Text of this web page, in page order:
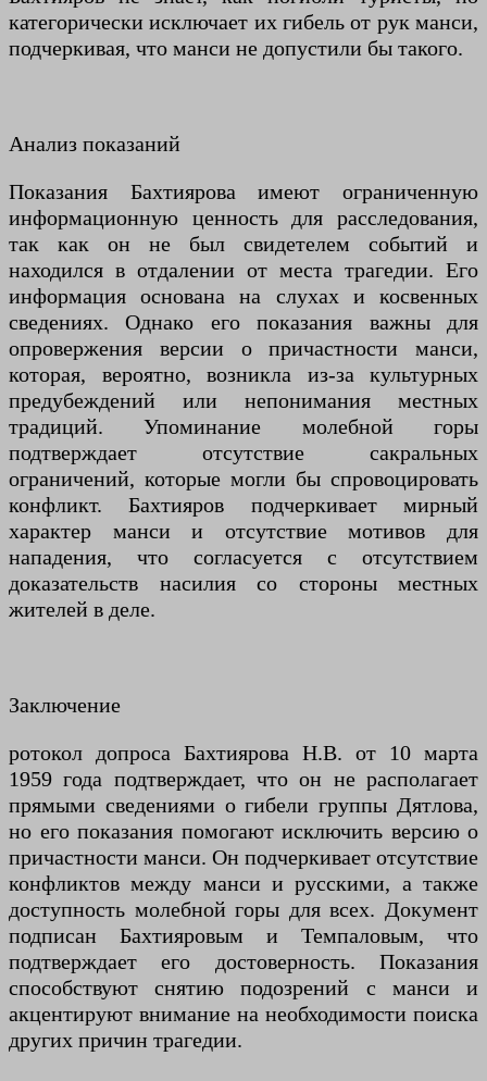
категорически исключает их гибель от рук манси,
подчеркивая, что манси не допустили бы такого.
Анализ показаний
Показания Бахтиярова имеют ограниченную
информационную ценность для расследования,
так как он не был свидетелем событий и
находился в отдалении от места трагедии. Его
информация основана на слухах и косвенных
сведениях. Однако его показания важны для
опровержения версии о причастности манси,
которая, вероятно, возникла из-за культурных
предубеждений или непонимания местных
традиций. Упоминание молебной горы
подтверждает отсутствие сакральных
ограничений, которые могли бы спровоцировать
конфликт. Бахтияров подчеркивает мирный
характер манси и отсутствие мотивов для
нападения, что согласуется с отсутствием
доказательств насилия со стороны местных
жителей в деле.
Заключение
ротокол допроса Бахтиярова Н.В. от 10 марта
1959 года подтверждает, что он не располагает
прямыми сведениями о гибели группы Дятлова,
но его показания помогают исключить версию о
причастности манси. Он подчеркивает отсутствие
конфликтов между манси и русскими, а также
доступность молебной горы для всех. Документ
подписан Бахтияровым и Темпаловым, что
подтверждает его достоверность. Показания
способствуют снятию подозрений с манси и
акцентируют внимание на необходимости поиска
других причин трагедии.